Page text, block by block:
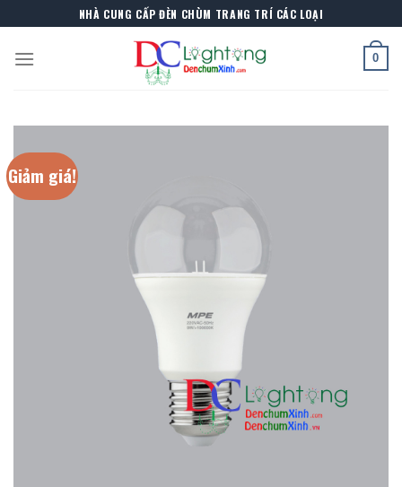
to
content
NHÀ CUNG CẤP ĐÈN CHÙM TRANG TRÍ CÁC LOẠI
0
Giảm giá!